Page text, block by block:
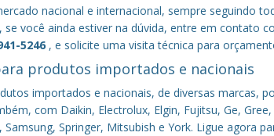
nacional e internacional, sempre seguindo
você ainda estiver na dúvida, entre em contato
5246 , e solicite uma visita técnica para
produtos importados e nacionais
importados e nacionais, de diversas marcas,
com Daikin, Electrolux, Elgin, Fujitsu, Ge,
Springer, Mitsubish e York. Ligue agora